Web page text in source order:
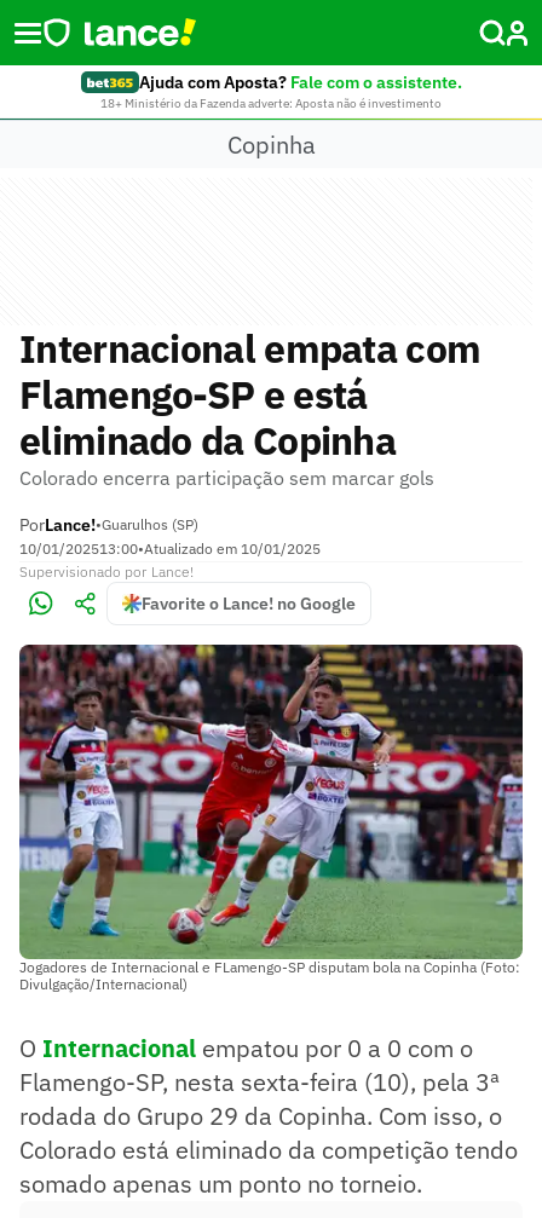
Ajuda com Aposta? Fale com o assistente.
18+ Ministério da Fazenda adverte: Aposta não é investimento
Copinha
Internacional empata com
Flamengo-SP e está
eliminado da Copinha
Colorado encerra participação sem marcar gols
PorLance!•Guarulhos (SP)
10/01/202513:00•Atualizado em 10/01/2025
Supervisionado por Lance!
Favorite o Lance! no Google
Jogadores de Internacional e FLamengo-SP disputam bola na Copinha (Foto:
Divulgação/Internacional)
O Internacional empatou por 0 a 0 com o
Flamengo-SP, nesta sexta-feira (10), pela 3ª
rodada do Grupo 29 da Copinha. Com isso, o
Colorado está eliminado da competição tendo
somado apenas um ponto no torneio.